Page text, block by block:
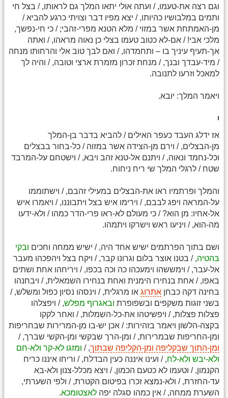
וגם רצה את-טעמו, / ועתה אולי יתאו המלך גם לראותו, / בצל חי
ותמים במלבושיו כהיותו, / יצא מפיו דבר וצויתי כרגע להביא /
מן-האמתחת אשר במזוי / מלא הטנא מפרי-זהבי; / כי חי-נפשך,
מלכי אבי! / אם-לא כטוב טעמו בצלי כן נאוה מראהו, / ואתה
אך-תעיף עיניך בו – ותחמדהו, / ואם לבך טוב אלי והרחותו מנחה
/ מיד-עבדך ובנך, / מנחת זכרון מזמרת ארצי וטובה, / והיה לך
למאכל וזרעו לתנובה.
ויאמר המלך: יובא.
ו
אז ידלג העבד כעפר האילים / להביא בדבר בן-המלך
מן-הבצלים, / וירם מן-הצידה אשר במזוה / כל-בחור בבצלים
וכל-נחמד ונאוה, / ויתנם אל-טנא זהב ויבא, / וישטחם על-המרבד
שטח / לרגלי המלך שי ריח ניחוח.
והמלך ופרתמיו ראו את-הבצלים במעילי זהבם, / וישתוממו
על-המראה ויפג לבבם, / וירימו איש בצל ויתבוננו, / ויאמרו איש
אל-אחיו: מן הוא? / כי מעולם לא-ראו פרי-הדר כמהו / ולא-ידעו
מה-הוא, / ויניעו ראש וישרקו ויתמהו.
ושם בתוך הפרתמים ישיש אחד היה, / ישיש ממחה וחכים ובקי
בהטיה, / בטנו אוצר בלום וגרונו קבר, / ויקח בצל ויהפכהו מעבר
אל-עבר, / וימששהו וימעכהו כה וכה בכפו, / ויריחהו אחת ושתים
באפו, / אחת בנחירו הימנית ואחת בנחירו השמאלית, / ויבחנהו
בחינה דקה כבחן אתרוג או מרגלית, / וינסהו נסיון כפול ומשלש, /
בשני זוגות משקפים ובשפופרת ובאגרוף מפלש, / ויפצלהו
פצלות פצלות, / ויפשיטהו את-כל-השמלות, / ואחר לקקו
בקצה-הלשון ויאמר בזהירות: / אכן יש-בו מן-המרירות שבחריפות
ומן-החריפות שבמרירות, / ומן-הרך שבקשי ומן-הקשי שברך, /
ומן-התוך שבקליפה ומן-הקליפה שבתוך, / ומזגו לא-קר ולא-חם
ולא-יבש ולא-לח, / ועינו איננה כעין הבדלח, / וריחו איננו כריח
הקנמון, / וטעמו לא כטעם הכמון, / ויצא מכלל-צנון ולא-בא
עד-החזרת, / ולא-נמצא זכרו בפיטום הקטרת, / ולפי השערתי,
השערת ממחה, / אין כמהו סגלה יפה לאצטומכא.